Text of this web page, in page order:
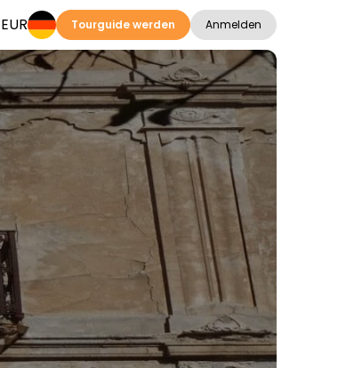
EUR Tourguide werden Anmelden